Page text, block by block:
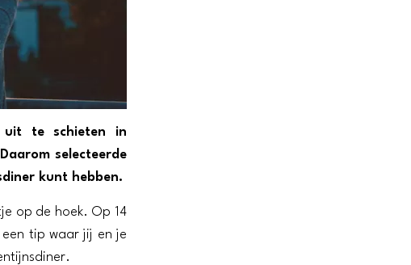
uit te schieten in
selecteerde
kunt hebben.
op de hoek. Op 14
tip waar jij en je